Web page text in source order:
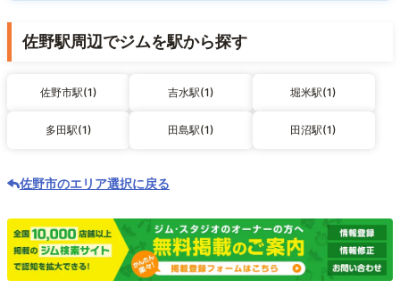
佐野駅周辺でジムを駅から探す
佐野市駅(1) 吉水駅(1) 堀米駅(1)
多田駅(1) 田島駅(1) 田沼駅(1)
佐野市のエリア選択に戻る